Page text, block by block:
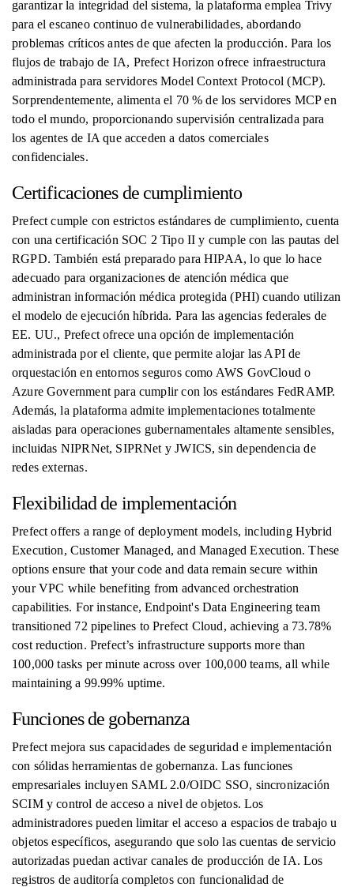
garantizar la integridad del sistema, la plataforma emplea Trivy
para el escaneo continuo de vulnerabilidades, abordando
problemas críticos antes de que afecten la producción. Para los
flujos de trabajo de IA, Prefect Horizon ofrece infraestructura
administrada para servidores Model Context Protocol (MCP).
Sorprendentemente, alimenta el 70 % de los servidores MCP en
todo el mundo, proporcionando supervisión centralizada para
los agentes de IA que acceden a datos comerciales
confidenciales.
Certificaciones de cumplimiento
Prefect cumple con estrictos estándares de cumplimiento, cuenta
con una certificación SOC 2 Tipo II y cumple con las pautas del
RGPD. También está preparado para HIPAA, lo que lo hace
adecuado para organizaciones de atención médica que
administran información médica protegida (PHI) cuando utilizan
el modelo de ejecución híbrida. Para las agencias federales de
EE. UU., Prefect ofrece una opción de implementación
administrada por el cliente, que permite alojar las API de
orquestación en entornos seguros como AWS GovCloud o
Azure Government para cumplir con los estándares FedRAMP.
Además, la plataforma admite implementaciones totalmente
aisladas para operaciones gubernamentales altamente sensibles,
incluidas NIPRNet, SIPRNet y JWICS, sin dependencia de
redes externas.
Flexibilidad de implementación
Prefect offers a range of deployment models, including Hybrid
Execution, Customer Managed, and Managed Execution. These
options ensure that your code and data remain secure within
your VPC while benefiting from advanced orchestration
capabilities. For instance, Endpoint's Data Engineering team
transitioned 72 pipelines to Prefect Cloud, achieving a 73.78%
cost reduction. Prefect’s infrastructure supports more than
100,000 tasks per minute across over 100,000 teams, all while
maintaining a 99.99% uptime.
Funciones de gobernanza
Prefect mejora sus capacidades de seguridad e implementación
con sólidas herramientas de gobernanza. Las funciones
empresariales incluyen SAML 2.0/OIDC SSO, sincronización
SCIM y control de acceso a nivel de objetos. Los
administradores pueden limitar el acceso a espacios de trabajo u
objetos específicos, asegurando que solo las cuentas de servicio
autorizadas puedan activar canales de producción de IA. Los
registros de auditoría completos con funcionalidad de